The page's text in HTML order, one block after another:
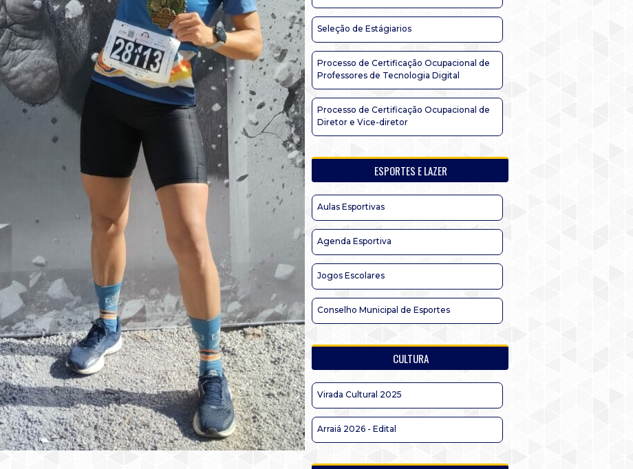
Seleção de Estágiarios
Processo de Certificação Ocupacional de
Professores de Tecnologia Digital
Processo de Certificação Ocupacional de
Diretor e Vice-diretor
ESPORTES E LAZER
Aulas Esportivas
Agenda Esportiva
Jogos Escolares
Conselho Municipal de Esportes
CULTURA
Virada Cultural 2025
Arraiá 2026 - Edital